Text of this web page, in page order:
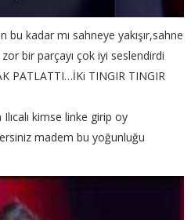
kadar mı sahneye yakışır,sahne
bir parçayı çok iyi seslendirdi
PATLATTI…İKi TINGIR TINGIR
Ilıcalı kimse linke girip oy
madem bu yoğunluğu